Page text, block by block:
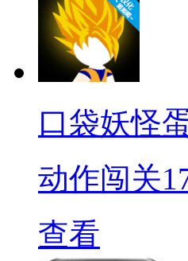
口袋妖怪
动作闯关
查看